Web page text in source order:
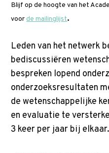
t
e
t
Blijf op de hoogte van het
voorde mailinglijst.
Leden van het netwerk
bediscussiëren
bespreken lopend
onderzoeksresultaten
de wetenschappelijke
en evaluatie te
3 keer per jaar bij elkaar.